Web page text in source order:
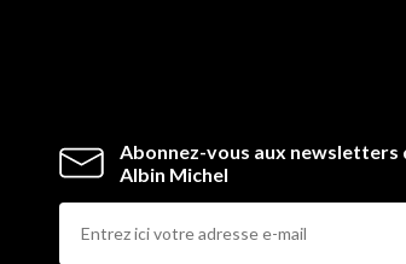
Abonnez-vous aux newsletters
Albin Michel